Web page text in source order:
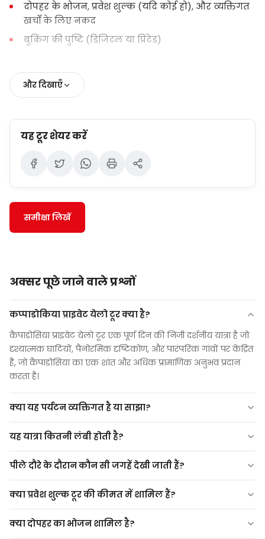
दोपहर के भोजन, प्रवेश शुल्क (यदि कोई हो), और व्यक्तिगत
खर्चों के लिए नकद
बुकिंग की पुष्टि (डिजिटल या प्रिंटेड)
और दिखाएँ
यह टूर शेयर करें
समीक्षा लिखें
अक्सर पूछे जाने वाले प्रश्नों
कप्पाडोकिया प्राइवेट येलो टूर क्या है?
कैपाडोसिया प्राइवेट येलो टूर एक पूर्ण दिन की निजी दर्शनीय यात्रा है जो
दृश्यात्मक घाटियों, पैनोरमिक दृष्टिकोण, और पारंपरिक गांवों पर केंद्रित
है, जो कैपाडोसिया का एक शांत और अधिक प्रामाणिक अनुभव प्रदान
करता है।
क्या यह पर्यटन व्यक्तिगत है या साझा?
पूर्णतः निजी दौरा है, जो विशेष रूप से आपके और आपके समूह
के लिए संचालित किया गया है।
यह यात्रा कितनी लंबी होती है?
पीले दौरे के दौरान कौन सी जगहें देखी जाती हैं?
उचिसार किला (पैनोरामिक दृष्टिकोण)
पिजन घाटी
क्या प्रवेश शुल्क टूर की कीमत में शामिल हैं?
क्या दोपहर का भोजन शामिल है?